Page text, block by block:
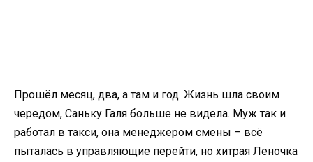
Прошёл месяц, два, а там и год. Жизнь шла своим
чередом, Саньку Галя больше не видела. Муж так и
работал в такси, она менеджером смены – всё
пыталась в управляющие перейти, но хитрая Леночка